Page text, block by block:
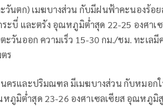
วันตก) เมฆบางส่วน กับมีฝนฟ้าคะนองร้อ
ระบี่ และตรัง อุณหภูมิต่ำสุด 22-25 องศา
ะวันออก ความเร็ว 15-30 กม./ชม. ทะเล
ร
ครและปริมณฑล มีเมฆบางส่วน กับหมอก
ภูมิต่ำสุด 23-26 องศาเซลเซียส อุณหภูมิสู